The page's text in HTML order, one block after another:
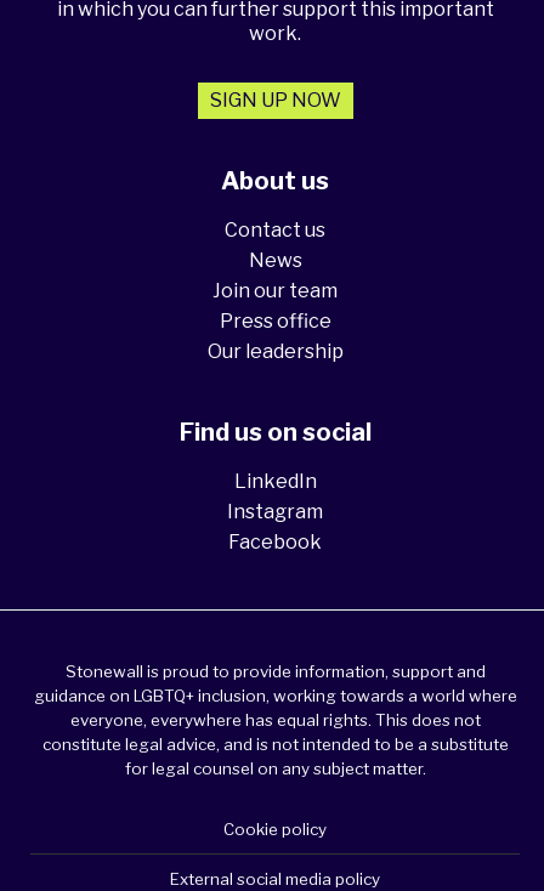
About us
Contact us
News
Join our team
Press office
Our leadership
in which you can further support this important
work.
SIGN UP NOW
Find us on social
LinkedIn
Instagram
Facebook
Stonewall is proud to provide information, support and
guidance on LGBTQ+ inclusion, working towards a world where
everyone, everywhere has equal rights. This does not
constitute legal advice, and is not intended to be a substitute
for legal counsel on any subject matter.
Cookie policy
External social media policy